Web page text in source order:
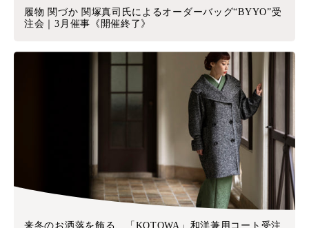
履物 関づか 関塚真司氏によるオーダーバッグ“BYYO”受
注会｜3月催事《開催終了》
来冬のお洒落を飾る、「KOTOWA」和洋兼用コート受注